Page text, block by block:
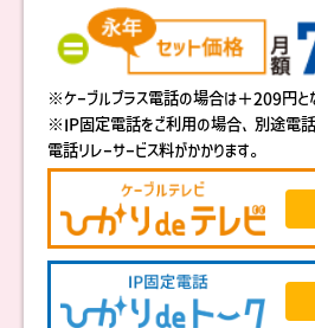
※ケーブルプラス電話の場合は＋209円と
※IP固定電話をご利用の場合、別途電話
電話リレーサービス料がかかります。